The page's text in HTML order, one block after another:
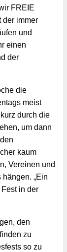
FREIE
der immer
und
einen
der
die
meist
durch die
um dann
kaum
Vereinen und
„Ein
in der
den
zu
so zu